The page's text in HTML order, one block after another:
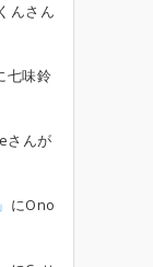
んさん
七味鈴
さんが
にOno